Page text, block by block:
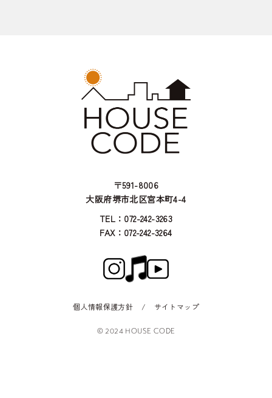
〒591-8006
大阪府堺市北区宮本町4-4
TEL：072-242-3263
FAX：072-242-3264
個人情報保護方針 / サイトマップ
© 2024 HOUSE CODE